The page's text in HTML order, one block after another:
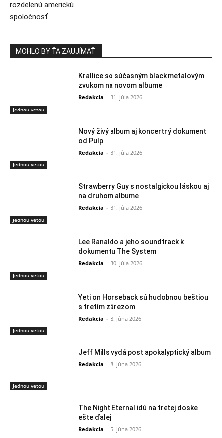
rozdelenú americkú
spoločnosť
MOHLO BY ŤA ZAUJÍMAŤ
Jednou vetou
Krallice so súčasným black metalovým
zvukom na novom albume
Redakcia - 31. júla 2026
Jednou vetou
Nový živý album aj koncertný dokument
od Pulp
Redakcia - 31. júla 2026
Jednou vetou
Strawberry Guy s nostalgickou láskou aj
na druhom albume
Redakcia - 31. júla 2026
Jednou vetou
Lee Ranaldo a jeho soundtrack k
dokumentu The System
Redakcia - 30. júla 2026
Jednou vetou
Yeti on Horseback sú hudobnou beštiou
s tretím zárezom
Redakcia - 8. júna 2026
Jednou vetou
Jeff Mills vydá post apokalyptický album
Redakcia - 8. júna 2026
The Night Eternal idú na tretej doske
ešte ďalej
Redakcia - 5. júna 2026